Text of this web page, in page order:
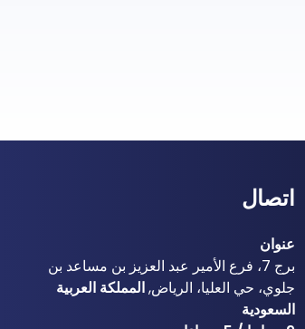
اتصال
عنوان
برج 7، فرع الأمير عبد العزيز بن مساعد بن
جلوي، حي العليا، الرياض,المملكة العربية
السعودية